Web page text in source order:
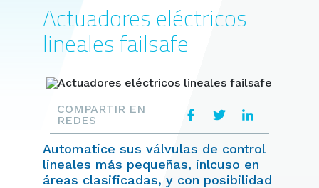
Actuadores eléctricos
lineales failsafe
COMPARTIR EN
REDES
Automatice sus válvulas de control
lineales más pequeñas, inlcuso en
áreas clasificadas, y con posibilidad